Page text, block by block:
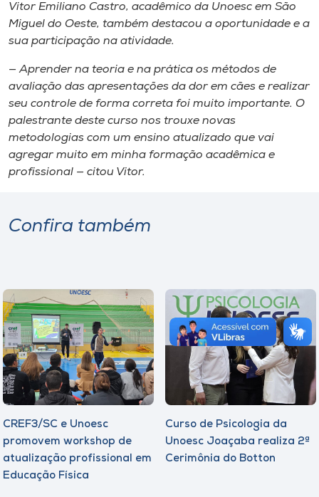
Vitor Emiliano Castro, acadêmico da Unoesc em São
Miguel do Oeste, também destacou a oportunidade e a
sua participação na atividade.
— Aprender na teoria e na prática os métodos de
avaliação das apresentações da dor em cães e realizar
seu controle de forma correta foi muito importante. O
palestrante deste curso nos trouxe novas
metodologias com um ensino atualizado que vai
agregar muito em minha formação acadêmica e
profissional — citou Vitor.
Confira também
CREF3/SC e Unoesc
promovem workshop de
atualização profissional em
Educação Física
Curso de Psicologia da
Unoesc Joaçaba realiza 2ª
Cerimônia do Botton